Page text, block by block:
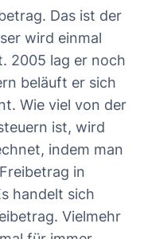
Das ist der
wird einmal
2005 lag er noch
beläuft er sich
Wie viel von der
ist, wird
indem man
in
handelt sich
Vielmehr